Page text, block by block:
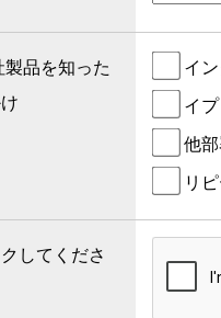
品を知った
イ
イ
他
リ
してくださ